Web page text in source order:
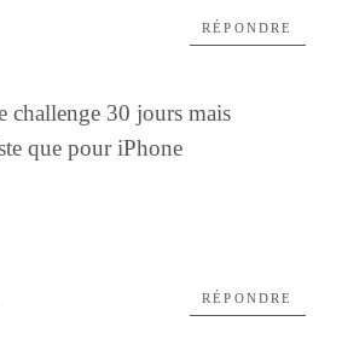
challenge 30 jours mais
que pour iPhone
RÉPONDRE
RÉPONDRE